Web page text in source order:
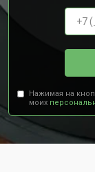
Нажимая на
моих